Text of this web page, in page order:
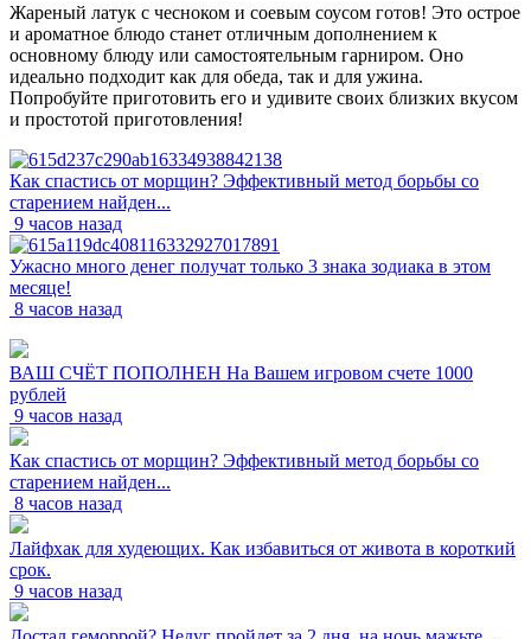
Жареный латук с чесноком и соевым соусом готов! Это острое
и ароматное блюдо станет отличным дополнением к
основному блюду или самостоятельным гарниром. Оно
идеально подходит как для обеда, так и для ужина.
Попробуйте приготовить его и удивите своих близких вкусом
и простотой приготовления!
Как спастись от морщин? Эффективный метод борьбы со
старением найден...
9 часов назад
Ужасно много денег получат только 3 знака зодиака в этом
месяце!
8 часов назад
ВАШ СЧЁТ ПОПОЛНЕН На Вашем игровом счете 1000
рублей
9 часов назад
Как спастись от морщин? Эффективный метод борьбы со
старением найден...
8 часов назад
Лайфхак для худеющих. Как избавиться от живота в короткий
срок.
9 часов назад